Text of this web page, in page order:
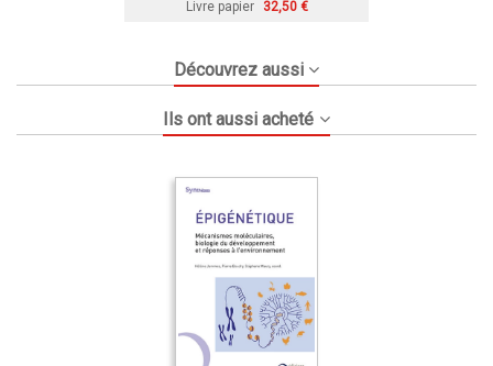
Livre papier 32,50 €
Découvrez aussi
Ils ont aussi acheté